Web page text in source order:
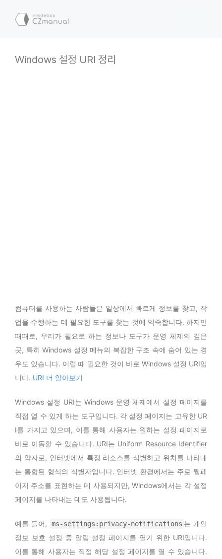
Windows 설정 URI 정리
컴퓨터를 사용하는 사람들은 일상에서 빠르게 정보를 찾고, 작
업을 수행하는 데 필요한 도구를 찾는 것에 익숙합니다. 하지만
때때로, 우리가 필요로 하는 정보나 도구가 운영 체제의 깊은
곳, 특히 Windows 설정 메뉴의 복잡한 구조 속에 숨어 있는 경
우도 있습니다. 이럴 때 필요한 것이 바로 Windows 설정 URI입
니다. URI 더 알아보기
Windows 설정 URI는 Windows 운영 체제에서 설정 페이지를
직접 열 수 있게 하는 도구입니다. 각 설정 페이지는 고유한 UR
I를 가지고 있으며, 이를 통해 사용자는 원하는 설정 페이지로
바로 이동할 수 있습니다. URI는 Uniform Resource Identifier
의 약자로, 인터넷에서 특정 리소스를 식별하고 위치를 나타내
는 통합된 형식의 식별자입니다. 인터넷 환경에서는 주로 웹페
이지 주소를 표현하는 데 사용되지만, Windows에서는 각 설정
페이지를 나타내는 데도 사용됩니다.
예를 들어, ms-settings:privacy-notifications 는 개인
정보 보호 설정 중 알림 설정 페이지를 열기 위한 URI입니다.
이를 통해 사용자는 직접 해당 설정 페이지를 열 수 있습니다.